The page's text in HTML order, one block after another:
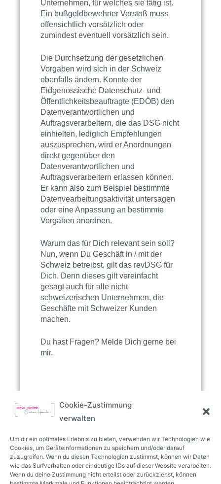
Cookie-Zustimmung
verwalten
Um dir ein optimales Erlebnis zu bieten, verwenden wir Technologien wie
Cookies, um Geräteinformationen zu speichern und/oder darauf
zuzugreifen. Wenn du diesen Technologien zustimmst, können wir Daten
wie das Surfverhalten oder eindeutige IDs auf dieser Website verarbeiten.
Wenn du deine Zustimmung nicht erteilst oder zurückziehst, können
Unternehmen, für welches sie tätig ist.
Ein bußgeldbewehrter Verstoß muss
offensichtlich vorsätzlich oder
zumindest eventuell vorsätzlich sein.
Die Durchsetzung der gesetzlichen
Vorgaben wird sich in der Schweiz
ebenfalls ändern. Konnte der
Eidgenössische Datenschutz- und
Öffentlichkeitsbeauftragte (EDÖB) den
Datenverantwortlichen und
Auftragsverarbeitern, die das DSG nicht
einhielten, lediglich Empfehlungen
auszusprechen, wird er Anordnungen
direkt gegenüber den
Datenverantwortlichen und
Auftragsverarbeitern erlassen können.
Er kann also zum Beispiel bestimmte
Datenvearbeitungsaktivität untersagen
oder eine Anpassung an bestimmte
Vorgaben anordnen.
Warum das für Dich relevant sein soll?
Nun, wenn Du Geschäft in / mit der
Schweiz betreibst, gilt das revDSG für
Dich. Denn dieses gilt vereinfacht
gesagt auch für alle nicht
schweizerischen Unternehmen, die
Geschäfte mit Schweizer Kunden
machen.
Du hast Fragen? Melde Dich gerne bei
mir.
voriger beitrag
datenleck bei „letzte generation“
nächster Beitrag
215.000 € bußgeld